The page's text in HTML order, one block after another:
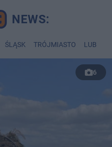
ŚLĄSK TRÓJMIASTO LUBLIN
6